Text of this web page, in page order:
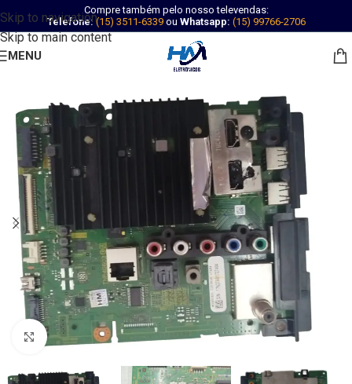
Skip to navigation
Skip to main content
Compre também pelo nosso televendas:
Telefone: (15) 3511-6339ou Whatsapp: (15) 99766-2706
MENU
Abrir imagem